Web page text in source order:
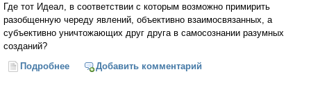
Где тот Идеал, в соответствии с которым возможно примирить
разобщенную череду явлений, объективно взаимосвязанных, а
субъективно уничтожающих друг друга в самосознании разумных
созданий?
Подробнее о Драма выбора...
Добавить комментарий